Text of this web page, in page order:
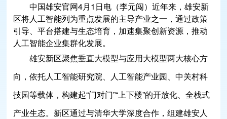
中国雄安官网4月1日电（李元闯）近年来，雄安新
区将人工智能列为重点发展的主导产业之一，通过政策
引导、平台搭建与生态培育，加速集聚创新资源，推动
人工智能企业集群化发展。
雄安新区聚焦垂直大模型与应用大模型两大核心方
向，依托人工智能研究院、 人工智能产业园、中关村科
技园等载体，构建起“门对门”“上下楼”的开放化、全栈式
产业生态。新区通过与清华大学深度合作，组建雄安人